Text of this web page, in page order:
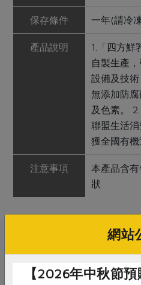
保存條件 一年(請冷
產品說明
1.「四方鮮
自製生產
設備及技
無添加防
及色素。
聯盟生活
獲全國有機
注意事項
本產品含
狀
關
# 四方鮮乳 # 冰
網站
【2026年中秋節